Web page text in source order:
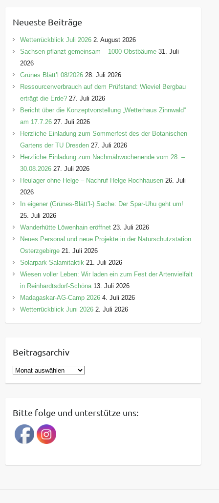
g
o
r
e
n
Neueste Beiträge
Wetterrückblick Juli 2026 2. August 2026
Sachsen pflanzt gemeinsam – 1000 Obstbäume 31. Juli
2026
Grünes Blätt’l 08/2026 28. Juli 2026
Ressourcenverbrauch auf dem Prüfstand: Wieviel Bergbau
erträgt die Erde? 27. Juli 2026
Bericht über die Konzeptvorstellung „Wetterhaus Zinnwald“
am 17.7.26 27. Juli 2026
Herzliche Einladung zum Sommerfest des der Botanischen
Gartens der TU Dresden 27. Juli 2026
Herzliche Einladung zum Nachmähwochenende vom 28. –
30.08.2026 27. Juli 2026
Heulager ohne Helge – Nachruf Helge Rochhausen 26. Juli
2026
In eigener (Grünes-Blätt’l-) Sache: Der Spar-Uhu geht um!
25. Juli 2026
Wanderhütte Löwenhain eröffnet 23. Juli 2026
Neues Personal und neue Projekte in der Naturschutzstation
Osterzgebirge 21. Juli 2026
Solarpark-Salamitaktik 21. Juli 2026
Wiesen voller Leben: Wir laden ein zum Fest der Artenvielfalt
in Reinhardtsdorf-Schöna 13. Juli 2026
Madagaskar-AG-Camp 2026 4. Juli 2026
Wetterrückblick Juni 2026 2. Juli 2026
Beitragsarchiv
B
e
r
a
g
a
Bitte folge und unterstütze uns: